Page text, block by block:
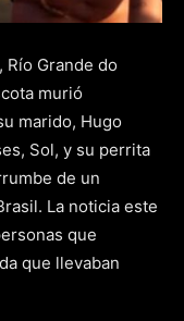
Grande do
murió
marido, Hugo
Sol, y su perrita
de un
La noticia este
que
que llevaban